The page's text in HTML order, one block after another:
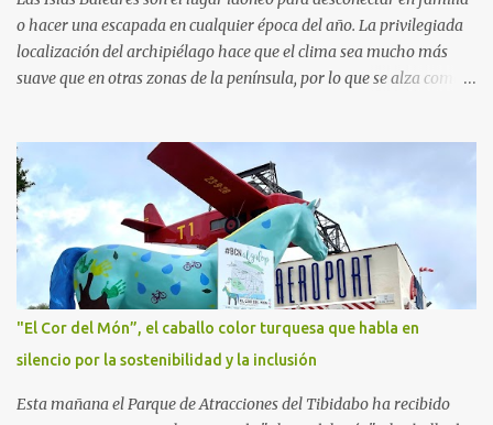
asesoría de ...
o hacer una escapada en cualquier época del año. La privilegiada
localización del archipiélago hace que el clima sea mucho más
suave que en otras zonas de la península, por lo que se alza como
ejemplo, ofrece un amplio abanico de posibilidades, desde
actividades al aire libre, propuestas lúdicas o deportivas, hasta
propuestas gastronómicas para poder disfrutar al máximo con los
niños y garantizar una experiencia inolvidable. Palma Aquarium
A unos 15 minutos en coche de la capital Balear y a tan sólo 500
metros de la playa, se encuentra el Palma Aquarium, un lugar
donde grandes y pequeños quedarán fascinados con los 8.000
ejemplares de 700 especies distintas procedentes del Mediterráneo
y los océanos Índico, Atlántico y Pacífico. El recorrido por el
acuario se plantea como un viaje a...
"El Cor del Món”, el caballo color turquesa que habla en
silencio por la sostenibilidad y la inclusión
Esta mañana el Parque de Atracciones del Tibidabo ha recibido